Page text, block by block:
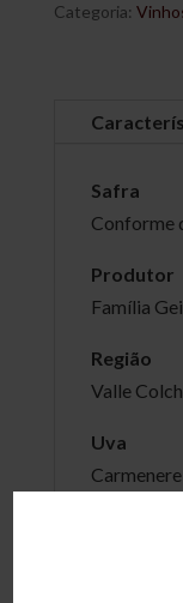
Categoria:
Safra
Conforme
Produtor
Família
Região
Valle
Uva
Carmenere